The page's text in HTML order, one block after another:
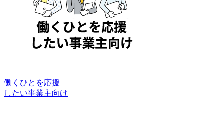
働くひとを応援
したい事業主向け